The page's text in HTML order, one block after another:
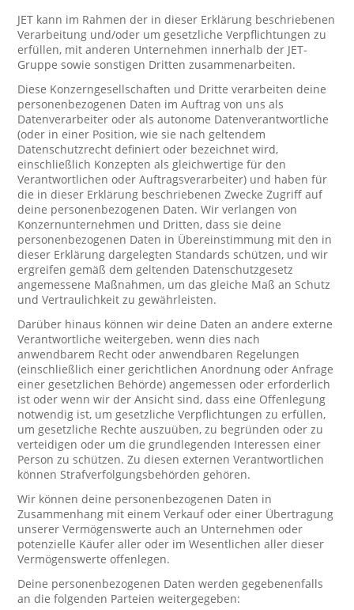
JET kann im Rahmen der in dieser Erklärung beschriebenen
Verarbeitung und/oder um gesetzliche Verpflichtungen zu
erfüllen, mit anderen Unternehmen innerhalb der JET-
Gruppe sowie sonstigen Dritten zusammenarbeiten.
Diese Konzerngesellschaften und Dritte verarbeiten deine
personenbezogenen Daten im Auftrag von uns als
Datenverarbeiter oder als autonome Datenverantwortliche
(oder in einer Position, wie sie nach geltendem
Datenschutzrecht definiert oder bezeichnet wird,
einschließlich Konzepten als gleichwertige für den
Verantwortlichen oder Auftragsverarbeiter) und haben für
die in dieser Erklärung beschriebenen Zwecke Zugriff auf
deine personenbezogenen Daten. Wir verlangen von
Konzernunternehmen und Dritten, dass sie deine
personenbezogenen Daten in Übereinstimmung mit den in
dieser Erklärung dargelegten Standards schützen, und wir
ergreifen gemäß dem geltenden Datenschutzgesetz
angemessene Maßnahmen, um das gleiche Maß an Schutz
und Vertraulichkeit zu gewährleisten.
Darüber hinaus können wir deine Daten an andere externe
Verantwortliche weitergeben, wenn dies nach
anwendbarem Recht oder anwendbaren Regelungen
(einschließlich einer gerichtlichen Anordnung oder Anfrage
einer gesetzlichen Behörde) angemessen oder erforderlich
ist oder wenn wir der Ansicht sind, dass eine Offenlegung
notwendig ist, um gesetzliche Verpflichtungen zu erfüllen,
um gesetzliche Rechte auszuüben, zu begründen oder zu
verteidigen oder um die grundlegenden Interessen einer
Person zu schützen. Zu diesen externen Verantwortlichen
können Strafverfolgungsbehörden gehören.
Wir können deine personenbezogenen Daten in
Zusammenhang mit einem Verkauf oder einer Übertragung
unserer Vermögenswerte auch an Unternehmen oder
potenzielle Käufer aller oder im Wesentlichen aller dieser
Vermögenswerte offenlegen.
Deine personenbezogenen Daten werden gegebenenfalls
an die folgenden Parteien weitergegeben: